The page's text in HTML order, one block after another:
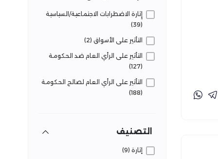
إِثارة الاضطرابات الاجتماعية/السياسية
(39)
التأثير على الأسواق (2)
التأثير على الرأي العام ضد الحكومة
(127)
التأثير على الرأي العام لصالح الحكومة
(188)
التلاعب بالجمهور لحصد مشاهدات
التصنيف
إثارة (9)